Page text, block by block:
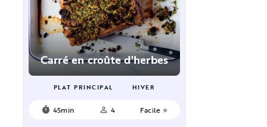
Carré en croûte d'herbes
PLAT PRINCIPAL HIVER
timer 45min person_outline 4 Facile ⭐